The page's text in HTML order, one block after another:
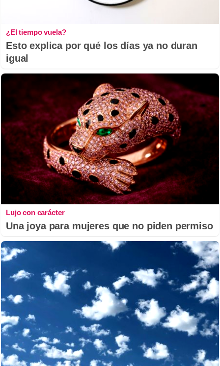
¿El tiempo vuela?
Esto explica por qué los días ya no duran
igual
Lujo con carácter
Una joya para mujeres que no piden permiso